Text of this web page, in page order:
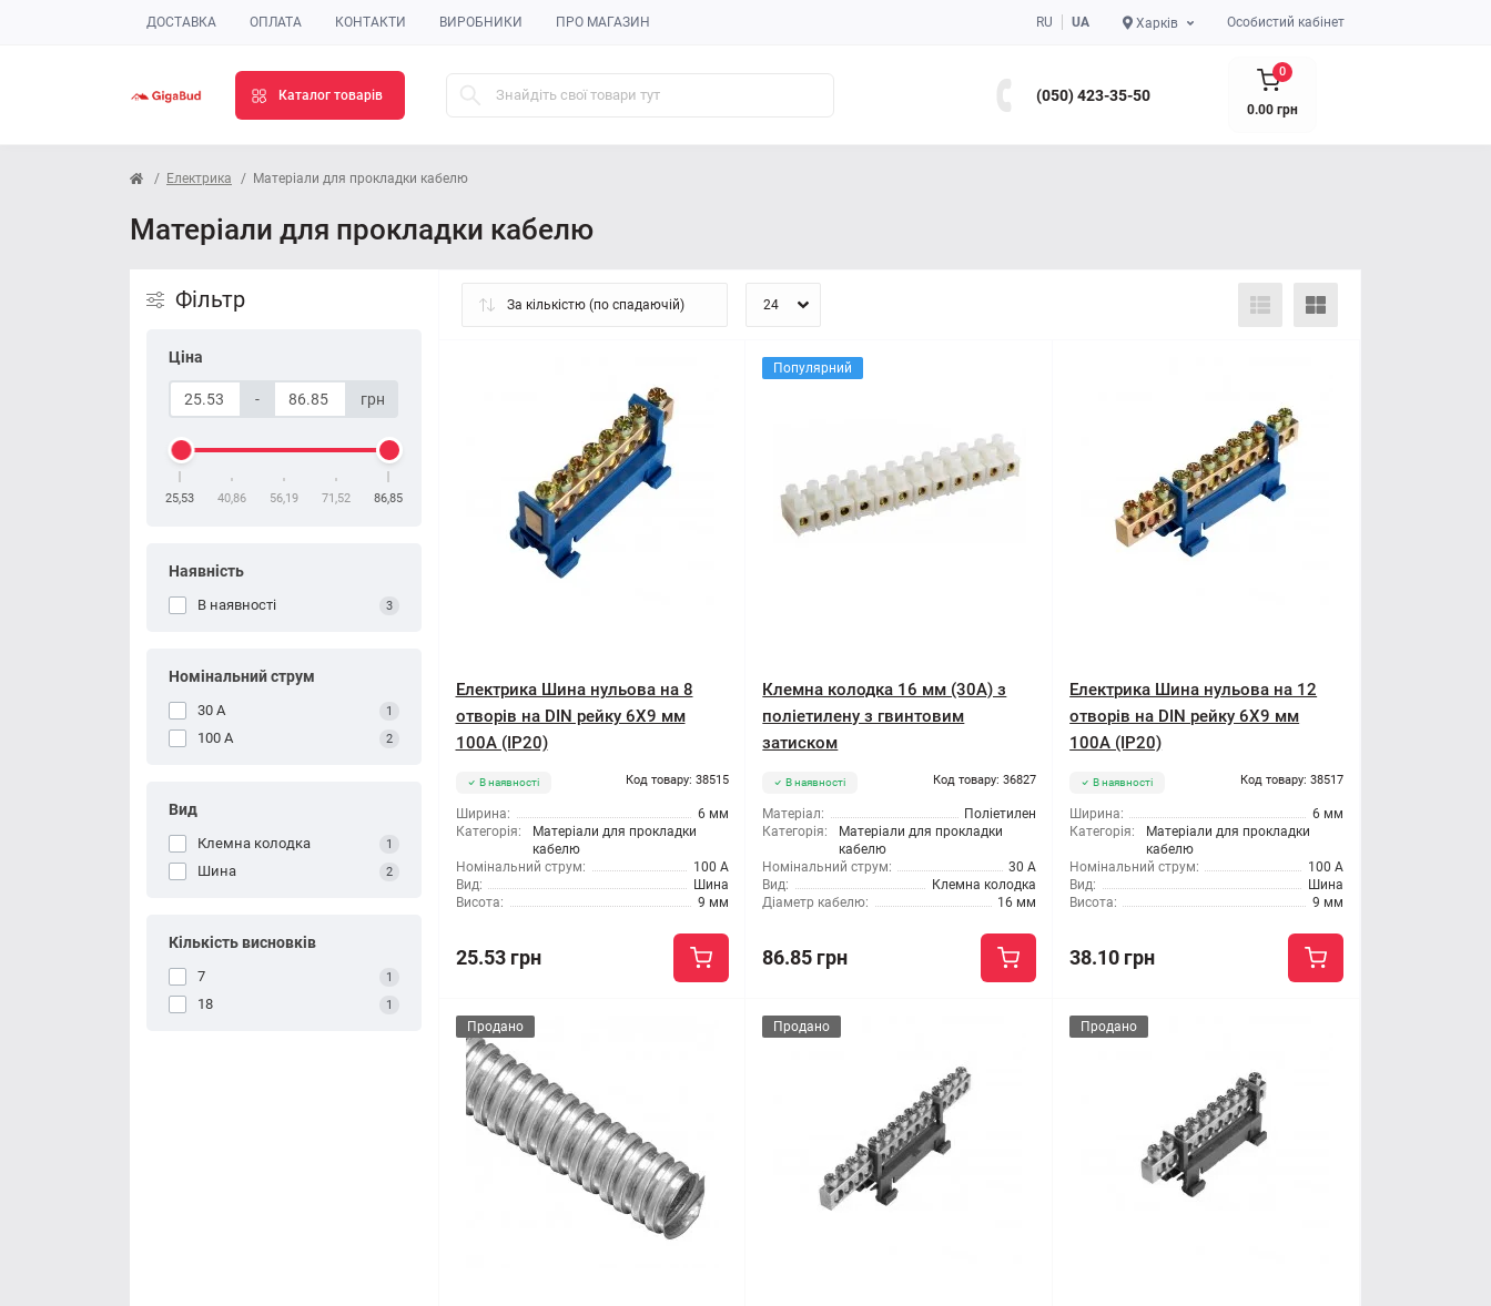
ДОСТАВКА ОПЛАТА КОНТАКТИ ВИРОБНИКИ ПРО МАГАЗИН RU UA Харків Особистий кабінет
Каталог товарів (050) 423-35-50
0
0.00 грн
Електрика Матеріали для прокладки кабелю
Матеріали для прокладки кабелю
Фільтр
Ціна
- грн
25,53 40,86 56,19 71,52 86,85
Наявність
В наявності 3
Номінальний струм
30 А 1
100 А 2
Вид
Клемна колодка 1
Шина 2
Кількість висновків
7 1
18 1
Електрика Шина нульова на 8
отворів на DIN рейку 6X9 мм
100A (IP20)
В наявності Код товару: 38515
Ширина:
6 мм
Категорія:
Матеріали для прокладки
кабелю
Номінальний струм:
100 А
Вид:
Шина
Висота:
9 мм
25.53 грн
Популярний
Клемна колодка 16 мм (30А) з
поліетилену з гвинтовим
затиском
В наявності Код товару: 36827
Матеріал:
Поліетилен
Категорія:
Матеріали для прокладки
кабелю
Номінальний струм:
30 А
Вид:
Клемна колодка
Діаметр кабелю:
16 мм
86.85 грн
Електрика Шина нульова на 12
отворів на DIN рейку 6X9 мм
100A (IP20)
В наявності Код товару: 38517
Ширина:
6 мм
Категорія:
Матеріали для прокладки
кабелю
Номінальний струм:
100 А
Вид:
Шина
Висота:
9 мм
38.10 грн
Продано Продано Продано